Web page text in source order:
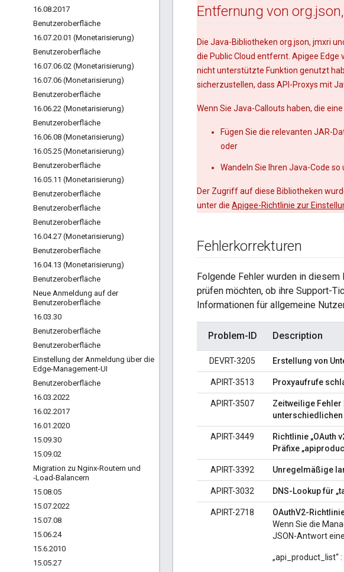
16.08.2017
Benutzeroberfläche
16.07.20.01 (Monetarisierung)
Benutzeroberfläche
16.07.06.02 (Monetarisierung)
16.07.06 (Monetarisierung)
Benutzeroberfläche
16.06.22 (Monetarisierung)
Benutzeroberfläche
16.06.08 (Monetarisierung)
16.05.25 (Monetarisierung)
Benutzeroberfläche
16.05.11 (Monetarisierung)
Benutzeroberfläche
Benutzeroberfläche
Benutzeroberfläche
16.04.27 (Monetarisierung)
Benutzeroberfläche
16.04.13 (Monetarisierung)
Benutzeroberfläche
Neue Anmeldung auf der
Benutzeroberfläche
16.03.30
Benutzeroberfläche
Benutzeroberfläche
Einstellung der Anmeldung über die
Edge-Management-UI
Benutzeroberfläche
16.03.2022
16.02.2017
16.01 .2020
15.09.30
15.09.02
Migration zu Nginx-Routern und
‐Load-Balancern
15.08.05
15.07.2022
15.07.08
15.06.24
15.6.2010
15.05.27
Entfernung von org.json,
Die Java-Bibliotheken org.json, jmxri
die Public Cloud entfernt. Apigee
nicht unterstützte Funktion genutzt
sicherzustellen, dass API-Proxys mit
Wenn Sie Java-Callouts haben, die
Fügen Sie die relevanten JAR-
oder
Wandeln Sie Ihren Java-Code
Der Zugriff auf diese Bibliotheken
unter die Apigee-Richtlinie zur
Fehlerkorrekturen
Folgende Fehler wurden in
prüfen möchten, ob ihre Support-
Informationen für allgemeine
Problem-ID Description
DEVRT-3205 Erstellung von
APIRT-3513 Proxyaufrufe
APIRT-3507
Zeitweilige
APIRT-3449
Richtlinie „OAuth
Präfixe
APIRT-3392 Unregelmäßige
APIRT-3032 DNS-Lookup für
APIRT-2718
OAuthV2-
Wenn Sie die
JSON-Antwort
„api_product_list“